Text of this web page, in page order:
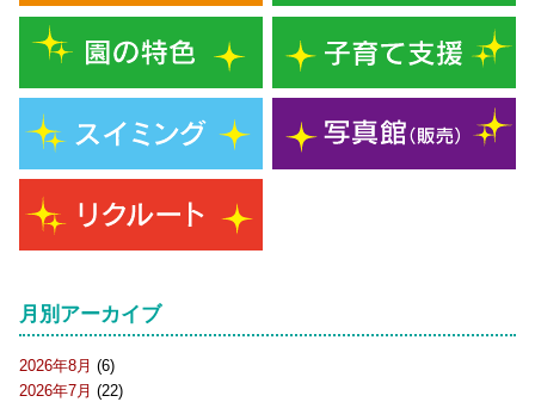
月別アーカイブ
2026年8月 (6)
2026年7月 (22)